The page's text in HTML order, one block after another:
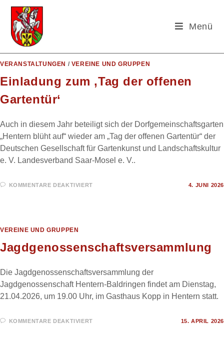
Inhalt
springen
Menü
VERANSTALTUNGEN / VEREINE UND GRUPPEN
Einladung zum ‚Tag der offenen
Gartentür‘
Auch in diesem Jahr beteiligt sich der Dorfgemeinschaftsgarten
„Hentern blüht auf“ wieder am „Tag der offenen Gartentür“ der
Deutschen Gesellschaft für Gartenkunst und Landschaftskultur
e. V. Landesverband Saar-Mosel e. V..
KOMMENTARE DEAKTIVIERTFÜR
4. JUNI 2026
VEREINE UND GRUPPEN
Jagdgenossenschaftsversammlung
Die Jagdgenossenschaftsversammlung der
Jagdgenossenschaft Hentern-Baldringen findet am Dienstag,
21.04.2026, um 19.00 Uhr, im Gasthaus Kopp in Hentern statt.
KOMMENTARE DEAKTIVIERTFÜR
15. APRIL 2026